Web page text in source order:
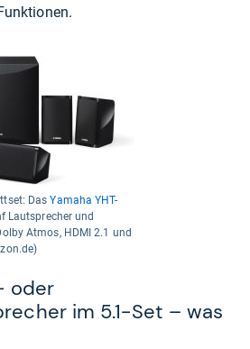
DasYamaha YHT-
Lautsprecher und
Atmos, HDMI 2.1 und
oder
im 5.1-Set – was